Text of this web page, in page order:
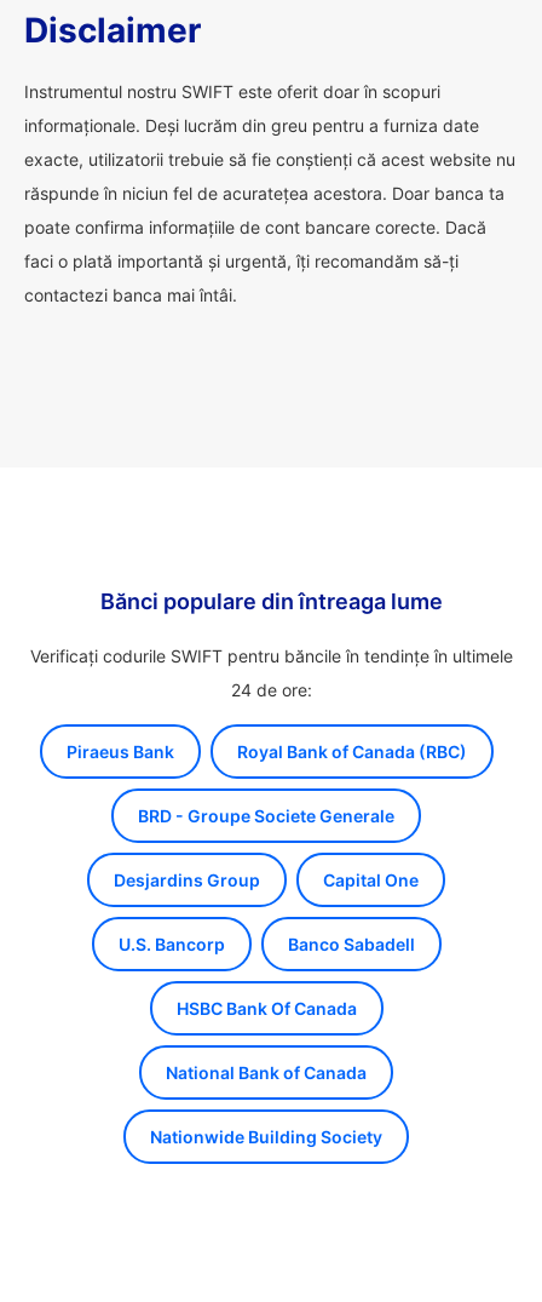
Disclaimer
Instrumentul nostru SWIFT este oferit doar în scopuri
informaționale. Deși lucrăm din greu pentru a furniza date
exacte, utilizatorii trebuie să fie conștienți că acest website nu
răspunde în niciun fel de acuratețea acestora. Doar banca ta
poate confirma informațiile de cont bancare corecte. Dacă
faci o plată importantă și urgentă, îți recomandăm să-ți
contactezi banca mai întâi.
Bănci populare din întreaga lume
Verificați codurile SWIFT pentru băncile în tendințe în ultimele
24 de ore:
Piraeus Bank Royal Bank of Canada (RBC)
BRD - Groupe Societe Generale
Desjardins Group Capital One
U.S. Bancorp Banco Sabadell
HSBC Bank Of Canada
National Bank of Canada
Nationwide Building Society